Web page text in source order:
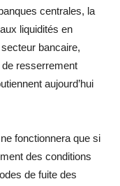
centrales, la
liquidités en
bancaire,
resserrement
aujourd’hui
fonctionnera que si
des conditions
de fuite des